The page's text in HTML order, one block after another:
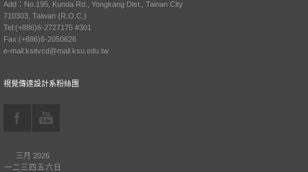
Add：No.195, Kunda Rd., Yongkang Dist., Tainan City
710303, Taiwan (R.O.C.)
Tel:(+886)6-2727175 #301
Fax:(+886)6-2050626
e-mail:ksitvcd@mail.ksu.edu.tw
視覺傳達設計系粉絲團
三月 2026
一 二 三 四 五六 日